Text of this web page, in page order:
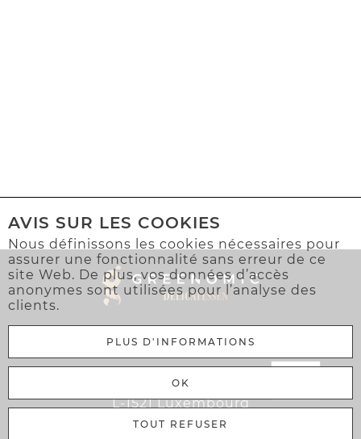
AVIS SUR LES COOKIES
Nous définissons les cookies nécessaires pour
assurer une fonctionnalité sans erreur de ce
site Web. De plus, vos données d’accès
anonymes sont utilisées pour l’analyse des
clients.
PLUS D'INFORMATIONS
OK
TOUT REFUSER
Greenomic Delicatessen Sàrl
106 Rue Adolphe Fischer
L-1521 Luxembourg